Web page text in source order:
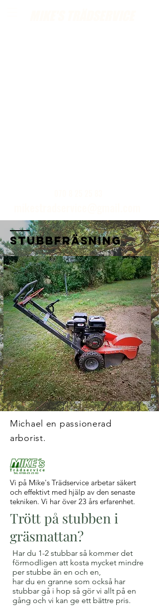
stubbfräsning
Michael en passionerad
arborist.
Vi på Mike's Trädservice arbetar säkert
och effektivt med hjälp av den senaste
tekniken. Vi har över 23 års erfarenhet.
Trött på stubben i
gräsmattan?
Har du 1-2 stubbar så kommer det
förmodligen att kosta mycket mindre
per stubbe än en och en,
har du en granne som också har
stubbar gå i hop så gör vi allt på en
gång och vi kan ge ett bättre pris.